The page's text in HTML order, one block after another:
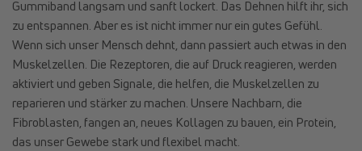
Gummiband langsam und sanft lockert. Das Dehnen hilft ihr, sich
zu entspannen. Aber es ist nicht immer nur ein gutes Gefühl.
Wenn sich unser Mensch dehnt, dann passiert auch etwas in den
Muskelzellen. Die Rezeptoren, die auf Druck reagieren, werden
aktiviert und geben Signale, die helfen, die Muskelzellen zu
reparieren und stärker zu machen. Unsere Nachbarn, die
Fibroblasten, fangen an, neues Kollagen zu bauen, ein Protein,
das unser Gewebe stark und flexibel macht.